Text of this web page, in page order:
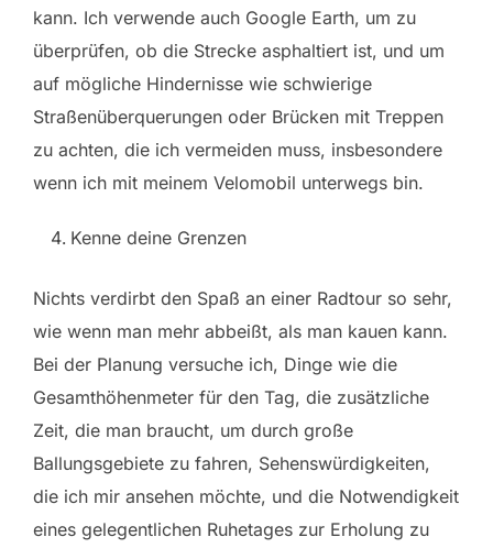
kann. Ich verwende auch Google Earth, um zu
überprüfen, ob die Strecke asphaltiert ist, und um
auf mögliche Hindernisse wie schwierige
Straßenüberquerungen oder Brücken mit Treppen
zu achten, die ich vermeiden muss, insbesondere
wenn ich mit meinem Velomobil unterwegs bin.
Kenne deine Grenzen
Nichts verdirbt den Spaß an einer Radtour so sehr,
wie wenn man mehr abbeißt, als man kauen kann.
Bei der Planung versuche ich, Dinge wie die
Gesamthöhenmeter für den Tag, die zusätzliche
Zeit, die man braucht, um durch große
Ballungsgebiete zu fahren, Sehenswürdigkeiten,
die ich mir ansehen möchte, und die Notwendigkeit
eines gelegentlichen Ruhetages zur Erholung zu